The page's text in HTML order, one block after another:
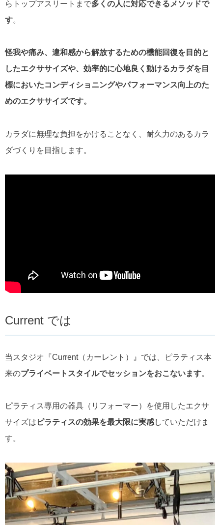
らトップアスリートまで多くの人に対応できるメソッドで
す。
怪我や痛み、違和感から解放するための機能回復を目的と
したエクササイズや、効率的に心地良く動けるカラダを目
標においたコンディショニングやパフォーマンス向上のた
めのエクササイズです。
カラダに無理な負担をかけることなく、耐久力のあるカラ
ダづくりを目指します。
Current では
当スタジオ『Current（カーレント）』では、ピラティス本
来のプライベートスタイルでセッションをおこないます。
ピラティス専用の器具（リフォーマー）を使用したエクサ
サイズは ピラティスの効果を最大限に実感していただけま
す。